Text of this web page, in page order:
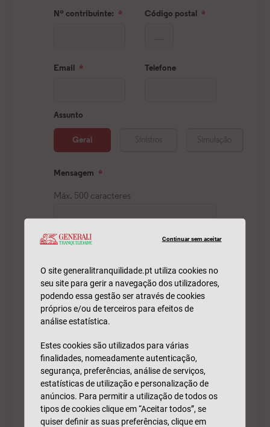
Continuar sem aceitar
O site generalitranquilidade.pt utiliza cookies no
seu site para gerir a navegação dos utilizadores,
podendo essa gestão ser através de cookies
próprios e/ou de terceiros para efeitos de
análise estatística.
Estes cookies são utilizados para várias
finalidades, nomeadamente autenticação,
segurança, preferências, análise de serviços,
estatísticas de utilização e personalização de
anúncios. Para permitir a utilização de todos os
tipos de cookies clique em “Aceitar todos”, se
quiser definir as suas preferências, clique em